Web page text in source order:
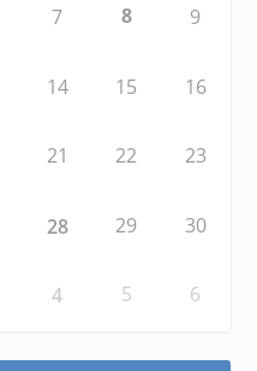
7 8 9
14 15 16
21 22 23
28 29 30
4 5 6